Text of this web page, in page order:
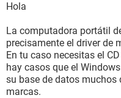
Hola
La computadora portátil
precisamente el driver de
En tu caso necesitas el
hay casos que el
su base de datos muchos
marcas.